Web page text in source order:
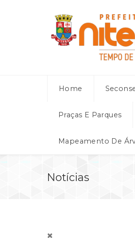
Home
Praças E Parques
Mapeamento De
Notícias